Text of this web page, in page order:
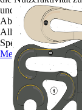
und zu optimieren.
Ablehnen
Alle akzeptieren
Speichern
Mehr Informationen